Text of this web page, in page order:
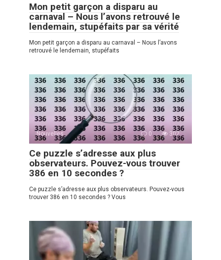
Mon petit garçon a disparu au
carnaval – Nous l’avons retrouvé le
lendemain, stupéfaits par sa vérité
Mon petit garçon a disparu au carnaval – Nous l’avons
retrouvé le lendemain, stupéfaits
Nouvelles 0 302
Ce puzzle s’adresse aux plus
observateurs. Pouvez-vous trouver
386 en 10 secondes ?
Ce puzzle s’adresse aux plus observateurs. Pouvez-vous
trouver 386 en 10 secondes ? Vous